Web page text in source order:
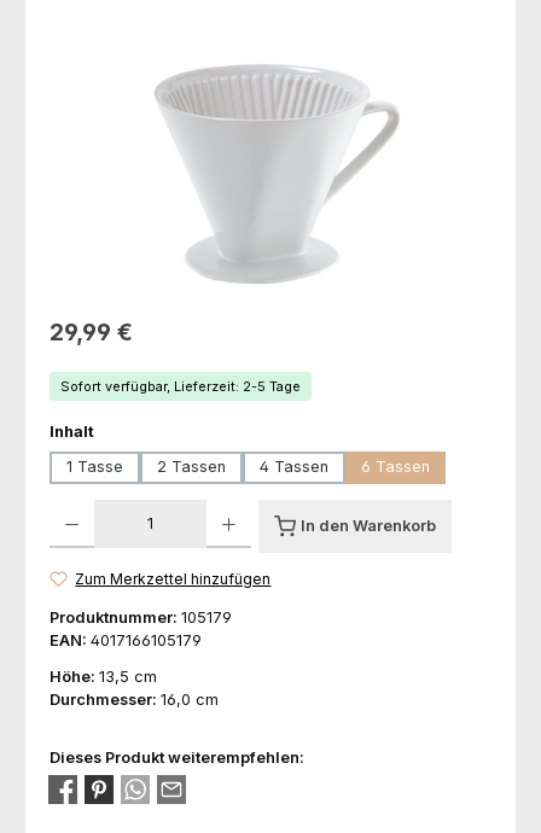
Regulärer Preis:
29,99 €
Sofort verfügbar, Lieferzeit: 2-5 Tage
Inhaltauswählen
1 Tasse
2 Tassen 4 Tassen 6 Tassen
In den Warenkorb
Zum Merkzettel hinzufügen
Produktnummer: 105179
EAN: 4017166105179
Höhe: 13,5 cm
Durchmesser: 16,0 cm
Dieses Produkt weiterempfehlen: